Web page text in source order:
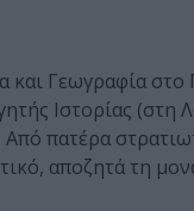
και Γεωγραφία στο
Ιστορίας (στη
πατέρα
αποζητά τη